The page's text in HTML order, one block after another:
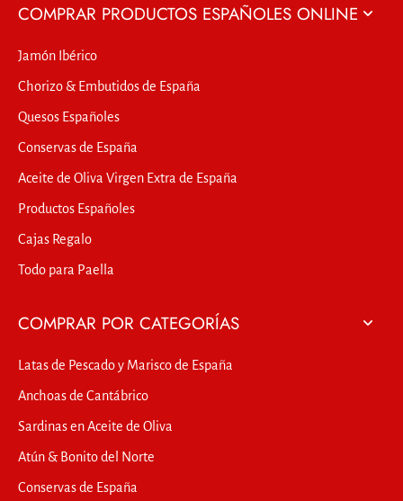
COMPRAR PRODUCTOS ESPAÑOLES ONLINE
Jamón Ibérico
Chorizo & Embutidos de España
Quesos Españoles
Conservas de España
Aceite de Oliva Virgen Extra de España
Productos Españoles
Cajas Regalo
Todo para Paella
COMPRAR POR CATEGORÍAS
Latas de Pescado y Marisco de España
Anchoas de Cantábrico
Sardinas en Aceite de Oliva
Atún & Bonito del Norte
Conservas de España